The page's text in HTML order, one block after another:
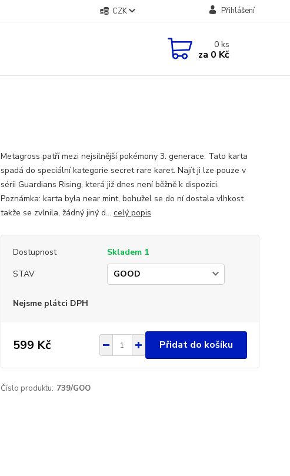
CZK Přihlášení
0ks
za 0 Kč
Metagross patří mezi nejsilnější pokémony 3. generace. Tato karta
spadá do speciální kategorie secret rare karet. Najít ji lze pouze v
sérii Guardians Rising, která již dnes není běžně k dispozici.
Poznámka: karta byla near mint, bohužel se do ní dostala vlhkost
takže se zvlnila, žádný jiný d... celý popis
Dostupnost
Skladem 1
STAV
Nejsme plátci DPH
599 Kč Přidat do košíku
Číslo produktu: 739/GOO